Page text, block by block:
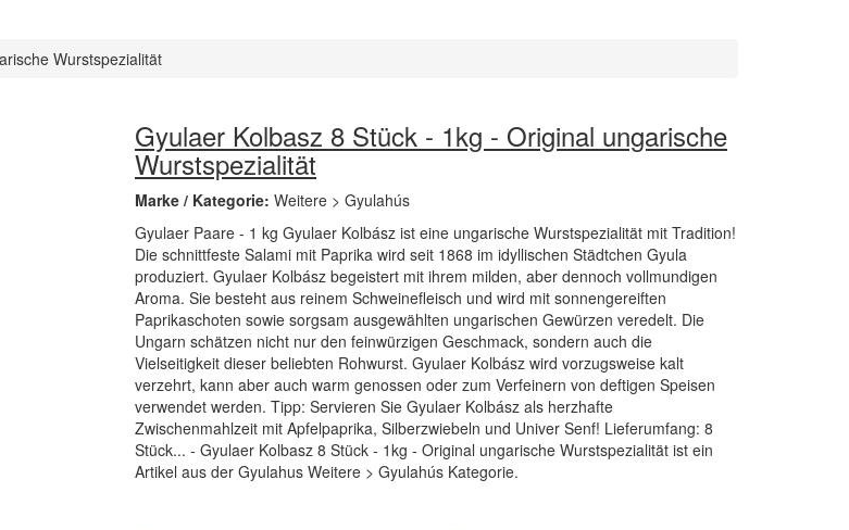
Wurstspezialität
Gyulaer Kolbasz 8 Stück - 1kg - Original ungarische
Wurstspezialität
Marke / Kategorie: Weitere > Gyulahús
Gyulaer Paare - 1 kg Gyulaer Kolbász ist eine ungarische Wurstspezialität mit Tradition!
Die schnittfeste Salami mit Paprika wird seit 1868 im idyllischen Städtchen Gyula
produziert. Gyulaer Kolbász begeistert mit ihrem milden, aber dennoch vollmundigen
Aroma. Sie besteht aus reinem Schweinefleisch und wird mit sonnengereiften
Paprikaschoten sowie sorgsam ausgewählten ungarischen Gewürzen veredelt. Die
Ungarn schätzen nicht nur den feinwürzigen Geschmack, sondern auch die
Vielseitigkeit dieser beliebten Rohwurst. Gyulaer Kolbász wird vorzugsweise kalt
verzehrt, kann aber auch warm genossen oder zum Verfeinern von deftigen Speisen
verwendet werden. Tipp: Servieren Sie Gyulaer Kolbász als herzhafte
Zwischenmahlzeit mit Apfelpaprika, Silberzwiebeln und Univer Senf! Lieferumfang: 8
Stück... - Gyulaer Kolbasz 8 Stück - 1kg - Original ungarische Wurstspezialität ist ein
Artikel aus der Gyulahus Weitere > Gyulahús Kategorie.